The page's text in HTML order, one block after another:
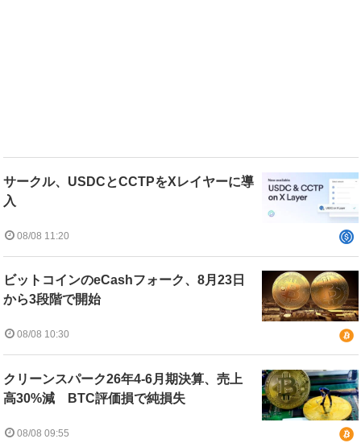
サークル、USDCとCCTPをXレイヤーに導
入
08/08 11:20
ビットコインのeCashフォーク、8月23日
から3段階で開始
08/08 10:30
クリーンスパーク26年4-6月期決算、売上
高30%減 BTC評価損で純損失
08/08 09:55